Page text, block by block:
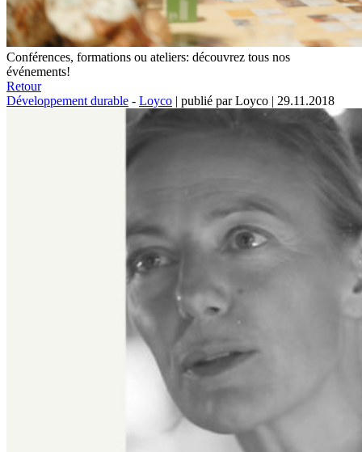
Conférences, formations ou ateliers: découvrez tous nos
événements!
Retour
Développement durable - Loyco | publié par Loyco | 29.11.2018